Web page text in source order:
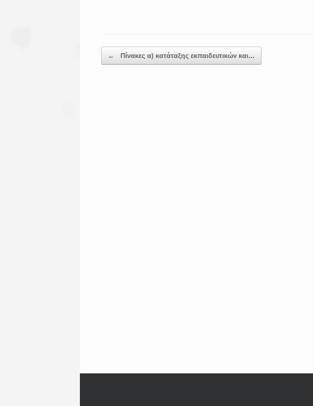
Post navigation
← Πίνακες α) κατάταξης εκπαιδευτικών και…